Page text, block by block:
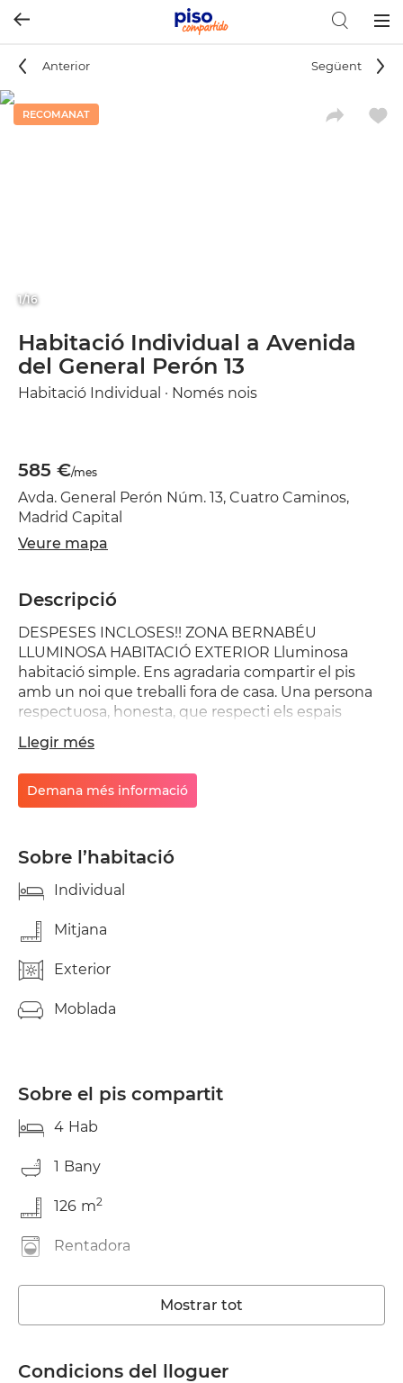
Anterior Següent
RECOMANAT
1/16
Habitació Individual a Avenida
del General Perón 13
Habitació Individual · Només nois
585 €/mes
Avda. General Perón Núm. 13, Cuatro Caminos,
Madrid Capital
Veure mapa
Descripció
DESPESES INCLOSES!! ZONA BERNABÉU
LLUMINOSA HABITACIÓ EXTERIOR Lluminosa
habitació simple. Ens agradaria compartir el pis
amb un noi que treballi fora de casa. Una persona
respectuosa, honesta, que respecti els espais
horaris acordats; creant així un ambient amigable i
de bona convivència. Habitació exterior, llit
individual, armari còmoda, llum de nit escriptori i
cadira. Cuina totalment equipada amb cuina a gas,
torradora, extractora de suc, batedora, cafetera
interior plegable. Bany amb àmplia finestra de
banyera-dutxa, bidet. Excel·lent comunicació amb
m2 de superfície és molt fresc a l'estiu i càlid a
compta amb ascensor i porter
Llegir més
Demana més informació
Sobre l’habitació
Individual
Mitjana
Exterior
Moblada
Sobre el pis compartit
4 Hab
1 Bany
126 m2
Rentadora
Ascensor
Wifi
Estenedor
Mostrar tot
Condicions del lloguer